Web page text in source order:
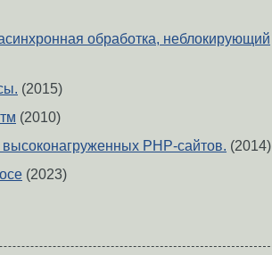
обработка, неблокирующий
(2015)
(2010)
высоконагруженных PHP-сайтов. (2014)
(2023)